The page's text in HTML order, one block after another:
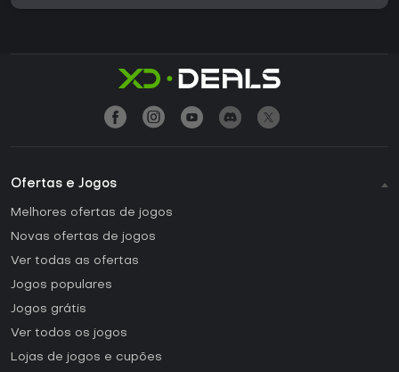
Ofertas e Jogos
Melhores ofertas de jogos
Novas ofertas de jogos
Ver todas as ofertas
Jogos populares
Jogos grátis
Ver todos os jogos
Lojas de jogos e cupões